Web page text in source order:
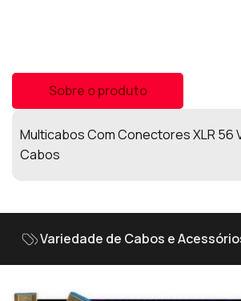
Sobre o produto
Multicabos Com Conectores XLR 56
Cabos
Variedade de Cabos e